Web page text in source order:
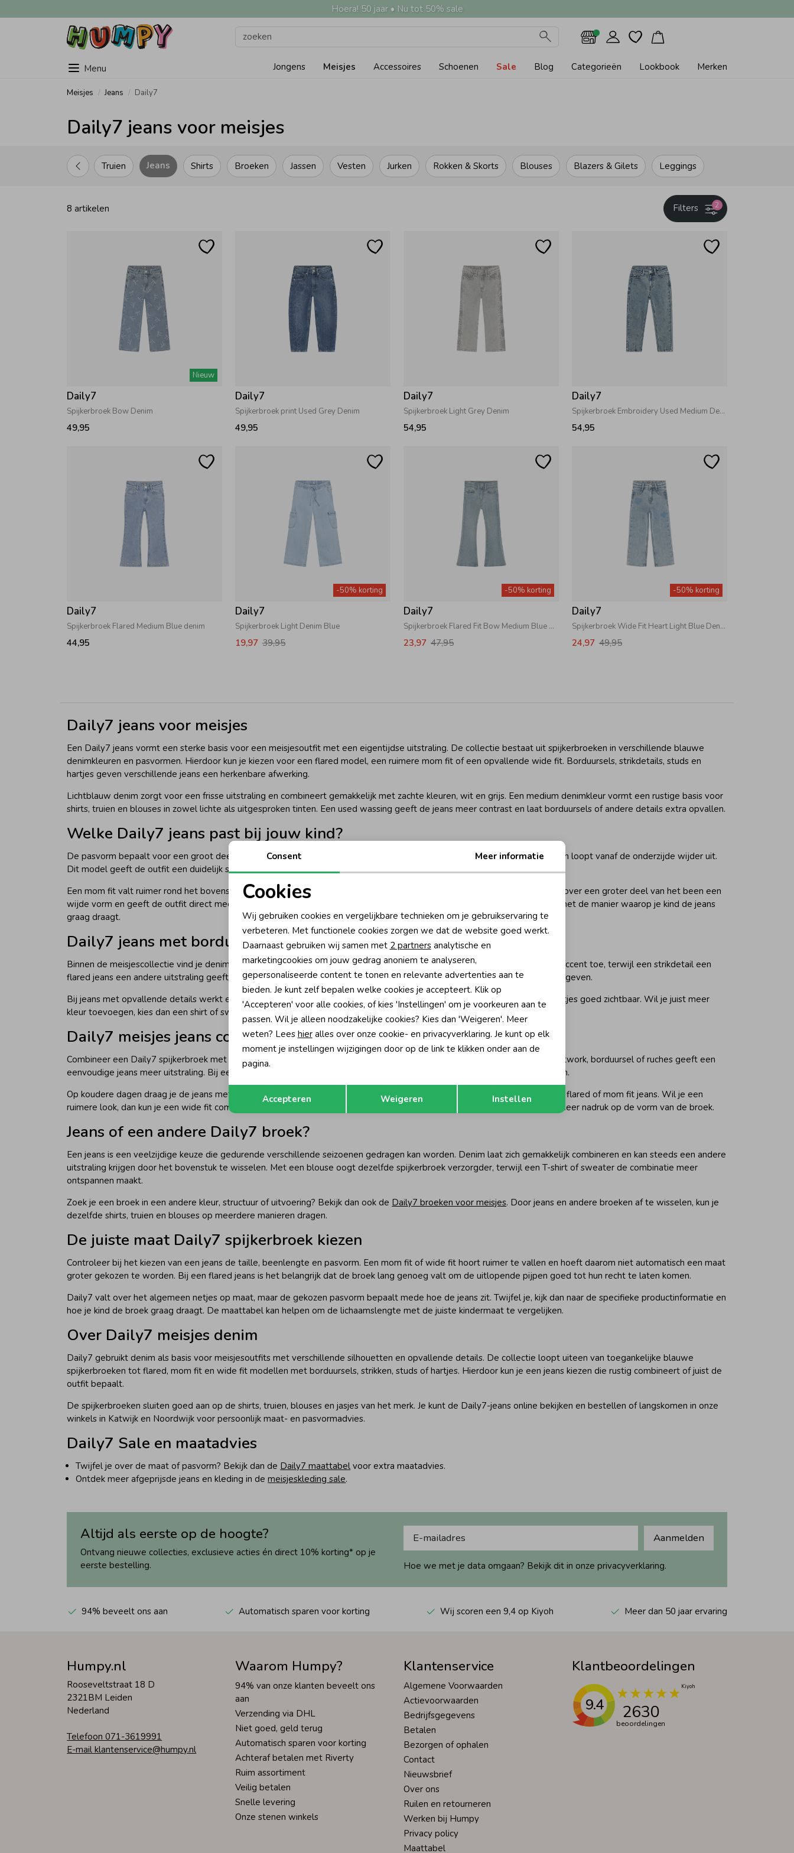
Hoera! 50 jaar • Nu tot 50% sale
Menu Jongens Meisjes Accessoires Schoenen Sale Blog Categorieën Lookbook Merken
Meisjes Jeans Daily7
Daily7 jeans voor meisjes
Shirts
Truien Jeans Broeken Jassen Vesten Jurken Rokken & Skorts Blouses Blazers & Gilets Leggings
8 artikelen 2
Filters
Nieuw
Daily7
Spijkerbroek Bow Denim
49,95
Daily7
Spijkerbroek print Used Grey Denim
49,95
Daily7
Spijkerbroek Light Grey Denim
54,95
Daily7
Spijkerbroek Embroidery Used Medium Denim
54,95
Daily7
Spijkerbroek Flared Medium Blue denim
44,95
-50% korting
Daily7
Spijkerbroek Light Denim Blue
19,97 39,95
-50% korting
Daily7
Spijkerbroek Flared Fit Bow Medium Blue denim
23,97 47,95
-50% korting
Daily7
Spijkerbroek Wide Fit Heart Light Blue Denim
24,97 49,95
Daily7 jeans voor meisjes
Een Daily7 jeans vormt een sterke basis voor een meisjesoutfit met een eigentijdse uitstraling. De collectie bestaat uit spijkerbroeken in verschillende blauwe
denimkleuren en pasvormen. Hierdoor kun je kiezen voor een flared model, een ruimere mom fit of een opvallende wide fit. Borduursels, strikdetails, studs en
hartjes geven verschillende jeans een herkenbare afwerking.
Lichtblauw denim zorgt voor een frisse uitstraling en combineert gemakkelijk met zachte kleuren, wit en grijs. Een medium denimkleur vormt een rustige basis voor
shirts, truien en blouses in zowel lichte als uitgesproken tinten. Een used wassing geeft de jeans meer contrast en laat borduursels of andere details extra opvallen.
Welke Daily7 jeans past bij jouw kind?
De pasvorm bepaalt voor een groot deel hoe de spijkerbroek eruitziet. Een flared jeans valt rond de bovenbenen smaller en loopt vanaf de onderzijde wijder uit.
Dit model geeft de outfit een duidelijk silhouet en combineert goed met een T-shirt, blouse of sweater.
Een mom fit valt ruimer rond het bovenste deel van de broek en loopt vervolgens rechter naar beneden. De wide fit heeft over een groter deel van het been een
wijde vorm en geeft de outfit direct meer volume. Houd bij het kiezen niet alleen rekening met de kledingmaat, maar ook met de manier waarop je kind de jeans
graag draagt.
Daily7 jeans met borduursels en andere details
Binnen de meisjescollectie vind je denim met meer dan alleen een bijzondere pasvorm. Een borduursel voegt een verfijnd accent toe, terwijl een strikdetail een
flared jeans een andere uitstraling geeft. Ook studs en hartjes worden gebruikt om een wijde spijkerbroek meer karakter te geven.
Bij jeans met opvallende details werkt een rustiger bovenstuk vaak het beste. Zo blijven het borduursel, de studs of de hartjes goed zichtbaar. Wil je juist meer
kleur toevoegen, kies dan een shirt of sweater waarvan de tint aansluit bij het detail op de broek.
Daily7 meisjes jeans combineren
Combineer een Daily7 spijkerbroek met eenDaily7 shirt voor meisjes
voor een draagbare dagelijkse outfit. Een shirt met artwork, borduursel of ruches geeft een
eenvoudige jeans meer uitstraling. Bij een wide fit met studs of hartjes kan een rustiger T-shirt juist voor meer balans zorgen.
Op koudere dagen draag je de jeans met een
Daily7 trui voor meisjes
. Een sweater met print of backprint past goed bij een flared of mom fit jeans. Wil je een
ruimere look, dan kun je een wide fit combineren met een losser bovenstuk. Een iets rustiger of minder ruim shirt legt juist meer nadruk op de vorm van de broek.
Jeans of een andere Daily7 broek?
Een jeans is een veelzijdige keuze die gedurende verschillende seizoenen gedragen kan worden. Denim laat zich gemakkelijk combineren en kan steeds een andere
uitstraling krijgen door het bovenstuk te wisselen. Met een blouse oogt dezelfde spijkerbroek verzorgder, terwijl een T-shirt of sweater de combinatie meer
ontspannen maakt.
Zoek je een broek in een andere kleur, structuur of uitvoering? Bekijk dan ook de Daily7 broeken voor meisjes. Door jeans en andere broeken af te wisselen, kun je
dezelfde shirts, truien en blouses op meerdere manieren dragen.
De juiste maat Daily7 spijkerbroek kiezen
Controleer bij het kiezen van een jeans de taille, beenlengte en pasvorm. Een mom fit of wide fit hoort ruimer te vallen en hoeft daarom niet automatisch een maat
groter gekozen te worden. Bij een flared jeans is het belangrijk dat de broek lang genoeg valt om de uitlopende pijpen goed tot hun recht te laten komen.
Daily7 valt over het algemeen netjes op maat, maar de gekozen pasvorm bepaalt mede hoe de jeans zit. Twijfel je, kijk dan naar de specifieke productinformatie en
hoe je kind de broek graag draagt. De maattabel kan helpen om de lichaamslengte met de juiste kindermaat te vergelijken.
Over Daily7 meisjes denim
Daily7 gebruikt denim als basis voor meisjesoutfits met verschillende silhouetten en opvallende details. De collectie loopt uiteen van toegankelijke blauwe
spijkerbroeken tot flared, mom fit en wide fit modellen met borduursels, strikken, studs of hartjes. Hierdoor kun je een jeans kiezen die rustig combineert of juist de
outfit bepaalt.
De spijkerbroeken sluiten goed aan op de shirts, truien, blouses en jasjes van het merk. Je kunt de Daily7-jeans online bekijken en bestellen of langskomen in onze
winkels in Katwijk en Noordwijk voor persoonlijk maat- en pasvormadvies.
Daily7 Sale en maatadvies
Twijfel je over de maat of pasvorm? Bekijk dan de Daily7 maattabel voor extra maatadvies.
Ontdek meer afgeprijsde jeans en kleding in demeisjeskleding sale.
Altijd als eerste op de hoogte?
Ontvang nieuwe collecties, exclusieve acties én direct 10% korting* op je
eerste bestelling.
Aanmelden
Hoe we met je data omgaan? Bekijk dit in onze privacyverklaring.
94% beveelt ons aan Automatisch sparen voor korting Wij scoren een 9,4 op Kiyoh Meer dan 50 jaar ervaring
Humpy.nl
Rooseveltstraat 18 D
2321BM Leiden
Nederland
Telefoon 071-3619991
E-mail klantenservice@humpy.nl
Waarom Humpy?
94% van onze klanten beveelt ons
aan
Verzending via DHL
Niet goed, geld terug
Automatisch sparen voor korting
Achteraf betalen met Riverty
Ruim assortiment
Veilig betalen
Snelle levering
Onze stenen winkels
Klantenservice
Algemene Voorwaarden
Actievoorwaarden
Bedrijfsgegevens
Betalen
Bezorgen of ophalen
Contact
Nieuwsbrief
Over ons
Ruilen en retourneren
Werken bij Humpy
Privacy policy
Maattabel
Klantbeoordelingen
9.4 2630
beoordelingen
Noodzakelijke cookies
Analytische cookies Marketing cookies
Terug Opslaan
Consent Meer informatie
Cookies
Wij gebruiken cookies en vergelijkbare technieken om je gebruikservaring te
verbeteren. Met functionele cookies zorgen we dat de website goed werkt.
Daarnaast gebruiken wij samen met 2 partnersanalytische en
marketingcookies om jouw gedrag anoniem te analyseren,
gepersonaliseerde content te tonen en relevante advertenties aan te
bieden. Je kunt zelf bepalen welke cookies je accepteert. Klik op
'Accepteren' voor alle cookies, of kies 'Instellingen' om je voorkeuren aan te
passen. Wil je alleen noodzakelijke cookies? Kies dan 'Weigeren'. Meer
weten? Lees hieralles over onze cookie- en privacyverklaring. Je kunt op elk
moment je instellingen wijzigingen door op de link te klikken onder aan de
pagina.
Accepteren Weigeren Instellen